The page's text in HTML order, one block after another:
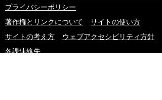
プライバシーポリシー
著作権とリンクについて
サイトの使い方
サイトの考え方
ウェブアクセシビリティ方針
各課連絡先